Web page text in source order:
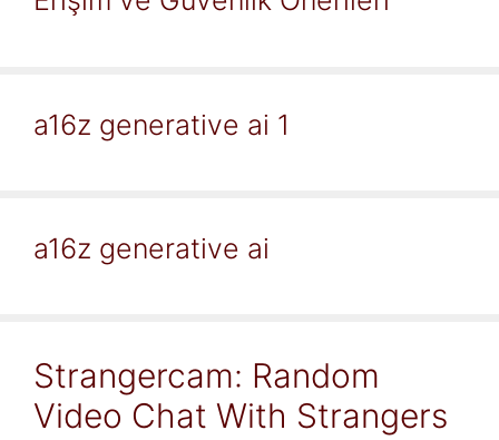
a16z generative ai 1
a16z generative ai
Strangercam: Random
Video Chat With Strangers